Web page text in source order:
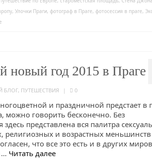
, Улочки Праги, фотограф в Праге, фотосессия в праге,
новый год 2015 в Праге
БЛОГ, ПУТЕШЕСТВИЯ | 0
и праздничной предстает в
можно говорить бесконечно. Без
здесь представлена вся палитра
религиозных и возрастных
что все это есть и в других
… Читать далее